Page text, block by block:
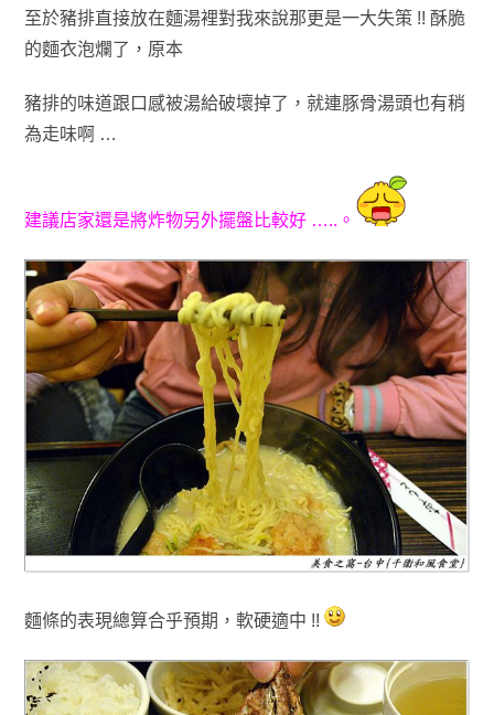
至於豬排直接放在麵湯裡對我來說那更是一大失策 !! 酥脆
的麵衣泡爛了 ，原本
豬排的味道跟口感被湯給破壞掉了 ，就連豚骨湯頭也有稍
為走味啊 …
建議店家還是將炸物另外擺盤比較好 ….. 。
麵條的表現總算合乎預期，軟硬適中 !!